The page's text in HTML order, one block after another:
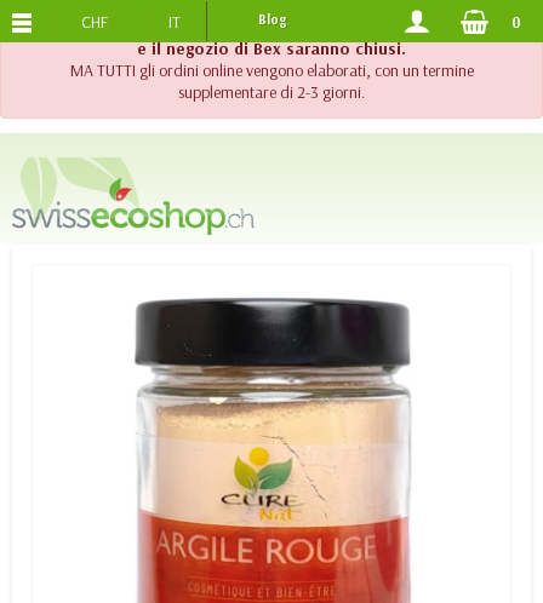
!! Importante !! Fino al 20 agosto 2026, l'assistenza telefonica
e il negozio di Bex saranno chiusi.
MA TUTTI gli ordini online vengono elaborati, con un termine
supplementare di 2-3 giorni.
SPEDIZIONE GRATUITADA 120.-
CHF IT Blog 0